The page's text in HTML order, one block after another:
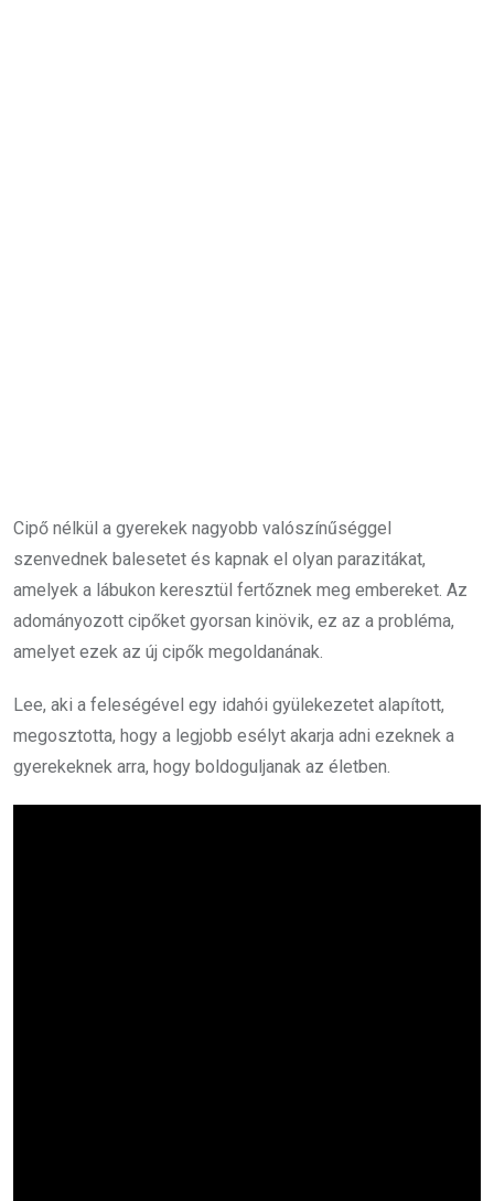
Cipő nélkül a gyerekek nagyobb valószínűséggel
szenvednek balesetet és kapnak el olyan parazitákat,
amelyek a lábukon keresztül fertőznek meg embereket. Az
adományozott cipőket gyorsan kinövik, ez az a probléma,
amelyet ezek az új cipők megoldanának.
Lee, aki a feleségével egy idahói gyülekezetet alapított,
megosztotta, hogy a legjobb esélyt akarja adni ezeknek a
gyerekeknek arra, hogy boldoguljanak az életben.